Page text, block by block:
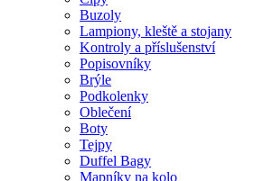
Buzoly
Lampiony, kleště a stojany
Kontroly a příslušenství
Popisovníky
Brýle
Podkolenky
Oblečení
Boty
Tejpy
Duffel Bagy
Mapníky na kolo